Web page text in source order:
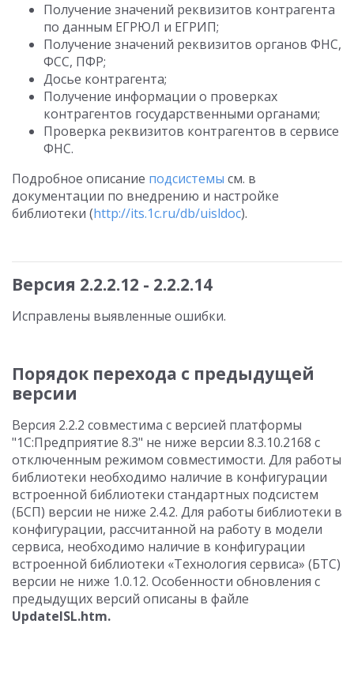
Получение значений реквизитов контрагента
по данным ЕГРЮЛ и ЕГРИП;
Получение значений реквизитов органов ФНС,
ФСС, ПФР;
Досье контрагента;
Получение информации о проверках
контрагентов государственными органами;
Проверка реквизитов контрагентов в сервисе
ФНС.
Подробное описание подсистемы см. в
документации по внедрению и настройке
библиотеки (http://its.1c.ru/db/uisldoc).
Версия 2.2.2.12 - 2.2.2.14
Исправлены выявленные ошибки.
Порядок перехода с предыдущей
версии
Версия 2.2.2 совместима с версией платформы
"1С:Предприятие 8.3" не ниже версии 8.3.10.2168 с
отключенным режимом совместимости. Для работы
библиотеки необходимо наличие в конфигурации
встроенной библиотеки стандартных подсистем
(БСП) версии не ниже 2.4.2. Для работы библиотеки в
конфигурации, рассчитанной на работу в модели
сервиса, необходимо наличие в конфигурации
встроенной библиотеки «Технология сервиса» (БТС)
версии не ниже 1.0.12. Особенности обновления с
предыдущих версий описаны в файле
UpdateISL.htm.